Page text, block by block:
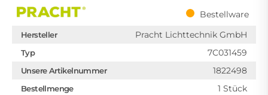
Bestellware
Hersteller Pracht Lichttechnik GmbH
Typ 7C031459
Unsere Artikelnummer 1822498
Bestellmenge 1 Stück